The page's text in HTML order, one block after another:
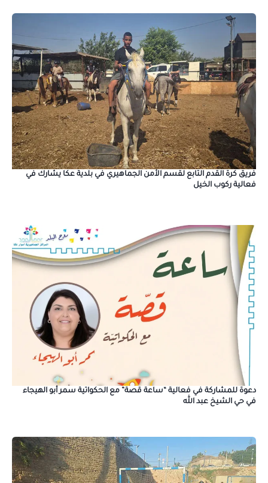
فريق كرة القدم التابع لقسم الأمن الجماهيري في بلدية عكا يشارك في
فعالية ركوب الخيل
دعوة للمشاركة في فعالية “ساعة قصة” مع الحكواتية سمر أبو الهيجاء
في حي الشيخ عبد الله